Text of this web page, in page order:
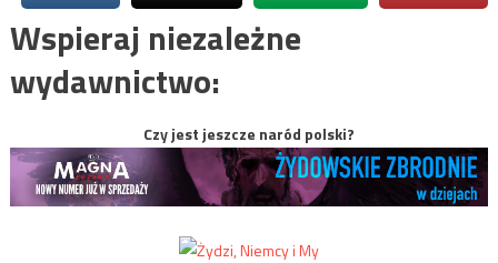
Wspieraj niezależne
wydawnictwo:
Czy jest jeszcze naród polski?